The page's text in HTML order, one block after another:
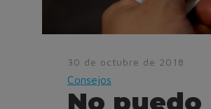
30 de octubre de 2018
Consejos
No puedo